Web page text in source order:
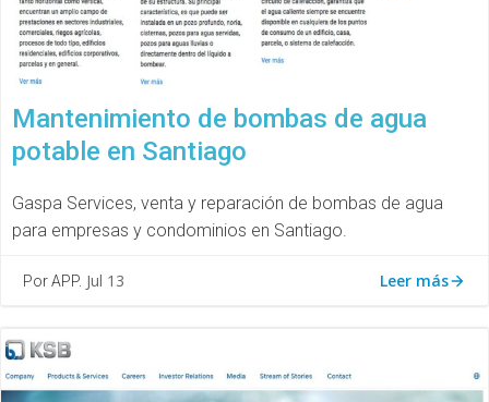
Mantenimiento de bombas de agua
potable en Santiago
Gaspa Services, venta y reparación de bombas de agua
para empresas y condominios en Santiago.
Por APP. Jul 13 Leer más